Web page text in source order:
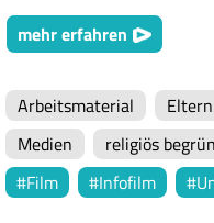
mehr erfahren
Arbeitsmaterial Eltern
Medien
religiös
Film
Infofilm